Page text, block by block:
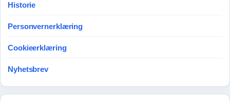
Historie
Personvernerklæring
Cookieerklæring
Nyhetsbrev